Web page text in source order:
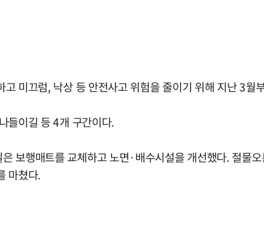
미끄럼, 낙상 등 안전사고 위험을 줄이기 위해 지난 3월
들이길 등 4개 구간이다.
보행매트를 교체하고 노면·배수시설을 개선했다. 절물
마쳤다.